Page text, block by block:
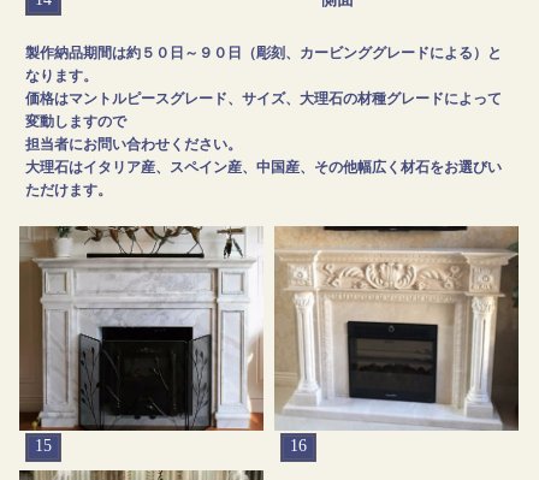
製作納品期間は約５０日～９０日（彫刻、カービンググレードによる）と
なります。
価格はマントルピースグレード、サイズ、大理石の材種グレードによって
変動しますので
担当者にお問い合わせください。
大理石はイタリア産、スペイン産、中国産、その他幅広く材石をお選びい
ただけます。
15 16